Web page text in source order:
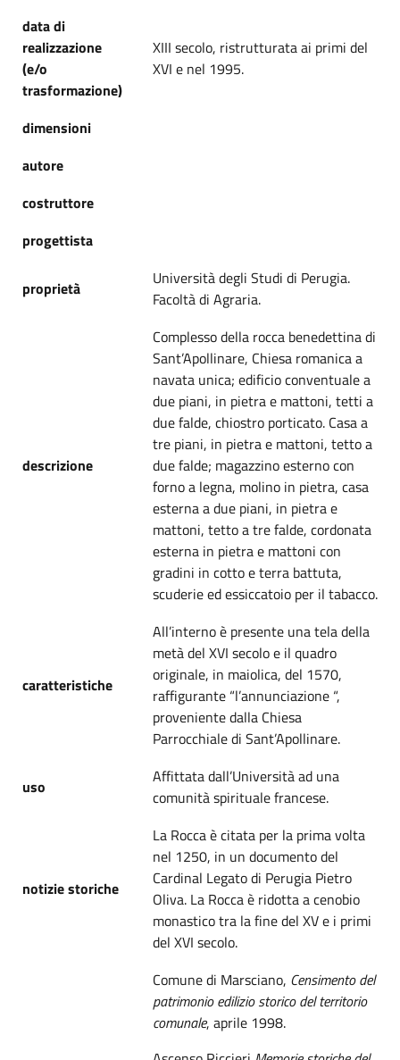
data di
realizzazione
(e/o
trasformazione)
XIII secolo, ristrutturata ai primi del
XVI e nel 1995.
dimensioni
autore
costruttore
progettista
proprietà
Università degli Studi di Perugia.
Facoltà di Agraria.
descrizione
Complesso della rocca benedettina di
Sant’Apollinare, Chiesa romanica a
navata unica; edificio conventuale a
due piani, in pietra e mattoni, tetti a
due falde, chiostro porticato. Casa a
tre piani, in pietra e mattoni, tetto a
due falde; magazzino esterno con
forno a legna, molino in pietra, casa
esterna a due piani, in pietra e
mattoni, tetto a tre falde, cordonata
esterna in pietra e mattoni con
gradini in cotto e terra battuta,
scuderie ed essiccatoio per il tabacco.
caratteristiche
All’interno è presente una tela della
metà del XVI secolo e il quadro
originale, in maiolica, del 1570,
raffigurante “l’annunciazione “,
proveniente dalla Chiesa
Parrocchiale di Sant’Apollinare.
uso
Affittata dall’Università ad una
comunità spirituale francese.
notizie storiche
La Rocca è citata per la prima volta
nel 1250, in un documento del
Cardinal Legato di Perugia Pietro
Oliva. La Rocca è ridotta a cenobio
monastico tra la fine del XV e i primi
del XVI secolo.
Comune di Marsciano, Censimento del
patrimonio edilizio storico del territorio
comunale, aprile 1998.